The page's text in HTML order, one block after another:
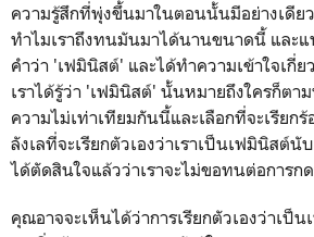
ความรู้สึกที่พุ่งขึ้นมาในตอนนั้นมีอย่างเดีย
ทำไมเราถึงทนมันมาได้นานขนาดนี้ และแ
คำว่า 'เฟมินิสต์' และได้ทำความเข้าใจเกี่
เราได้รู้ว่า 'เฟมินิสต์' นั้นหมายถึงใครก็ต
ความไม่เท่าเทียมกันนี้และเลือกที่จะเรียก
ลังเลที่จะเรียกตัวเองว่าเราเป็นเฟมินิสต์
ได้ตัดสินใจแล้วว่าเราจะไม่ขอทนต่อการ
คุณอาจจะเห็นได้ว่าการเรียกตัวเองว่าเป็